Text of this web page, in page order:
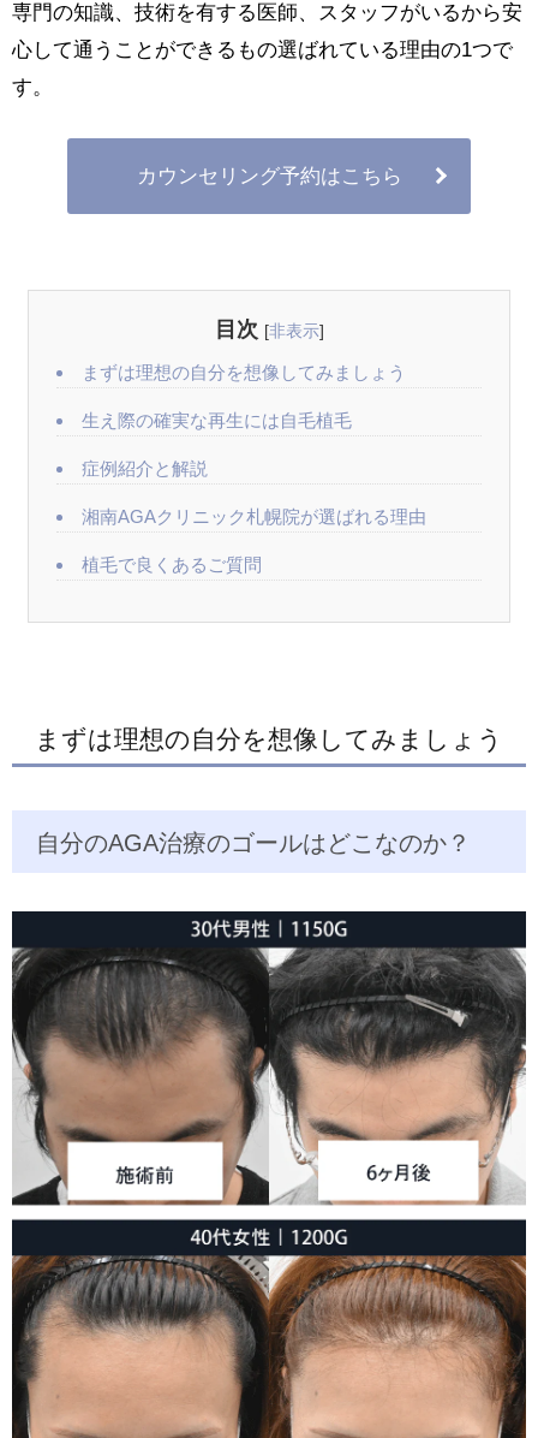
専門の知識、技術を有する医師、スタッフがいるから安
心して通うことができるもの選ばれている理由の1つで
す。
カウンセリング予約はこちら
目次 [非表示]
まずは理想の自分を想像してみましょう
生え際の確実な再生には自毛植毛
症例紹介と解説
湘南AGAクリニック札幌院が選ばれる理由
植毛で良くあるご質問
まずは理想の自分を想像してみましょう
自分のAGA治療のゴールはどこなのか？